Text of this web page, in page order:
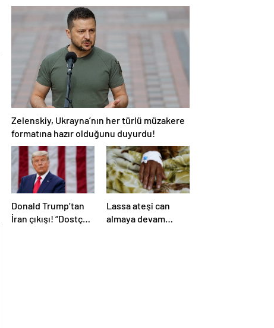
Katar ile Boeing
arasında 200 milyar
dolarlık anlaşma
Şara’dan Başkan
Zelenskiy, Ukrayna’nın her türlü müzakere
formatına hazır olduğunu duyurdu!
Donald Trump’tan
İran çıkışı! “Dostça
Lassa ateşi can
almaya devam